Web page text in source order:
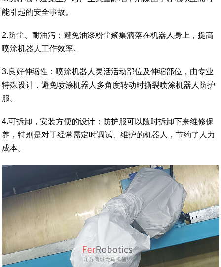
能引起的安全事故。
2.防尘、耐油污：避免油漆粉尘聚集滴落在机器人身上，提高
喷涂机器人工作效率。
3.良好伸缩性：喷涂机器人灵活活动部位及伸缩部位，由专业
特殊设计，避免喷涂机器人多角度转动时撕裂喷涂机器人防护
服。
4.可拆卸，安装方便的设计：防护服可以随时拆卸下来维修保
养，特别是对于经常需定时调试、维护的机器人，节约了人力
成本。